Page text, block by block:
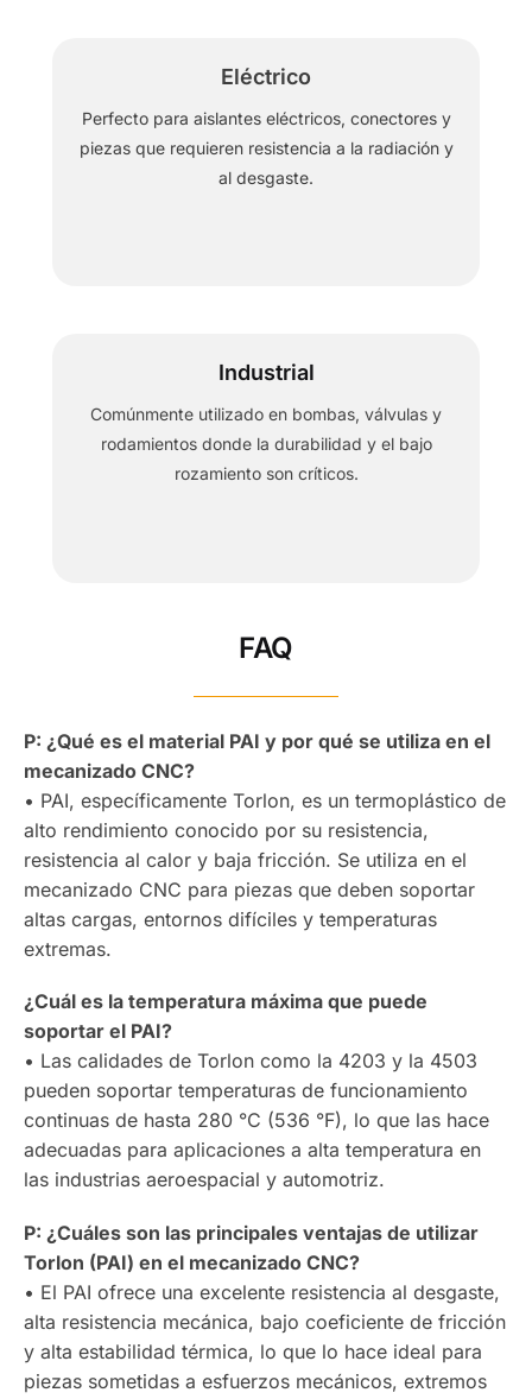
Eléctrico
Perfecto para aislantes eléctricos, conectores y
piezas que requieren resistencia a la radiación y
al desgaste.
Industrial
Comúnmente utilizado en bombas, válvulas y
rodamientos donde la durabilidad y el bajo
rozamiento son críticos.
FAQ
P: ¿Qué es el material PAI y por qué se utiliza en el
mecanizado CNC?
• PAI, específicamente Torlon, es un termoplástico de
alto rendimiento conocido por su resistencia,
resistencia al calor y baja fricción. Se utiliza en el
mecanizado CNC para piezas que deben soportar
altas cargas, entornos difíciles y temperaturas
extremas.
¿Cuál es la temperatura máxima que puede
soportar el PAI?
• Las calidades de Torlon como la 4203 y la 4503
pueden soportar temperaturas de funcionamiento
continuas de hasta 280 °C (536 °F), lo que las hace
adecuadas para aplicaciones a alta temperatura en
las industrias aeroespacial y automotriz.
P: ¿Cuáles son las principales ventajas de utilizar
Torlon (PAI) en el mecanizado CNC?
• El PAI ofrece una excelente resistencia al desgaste,
alta resistencia mecánica, bajo coeficiente de fricción
y alta estabilidad térmica, lo que lo hace ideal para
piezas sometidas a esfuerzos mecánicos, extremos